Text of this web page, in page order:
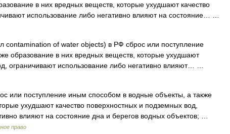
в них вредных веществ, которые ухудшают качество
использование либо негативно влияют на состояние… …
contamination of water objects) в РФ сброс или поступление
образование в них вредных веществ, которые ухудшают
ограничивают использование либо негативно влияют… …
или поступление иным способом в водные объекты, а также
ухудшают качество поверхностных и подземных вод,
влияют на состояние дна и берегов водных объектов; …
право